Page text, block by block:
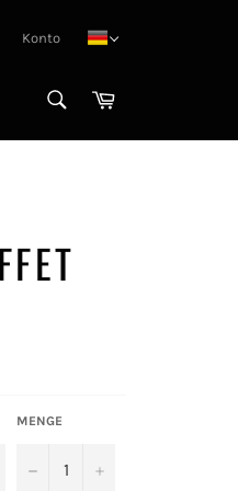
Konto
Warenkorb
MENGE
− +